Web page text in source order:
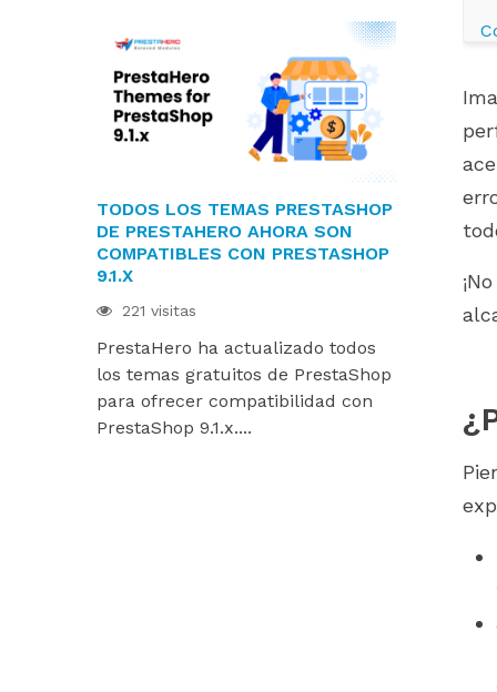
TODOS LOS TEMAS PRESTASHOP
DE PRESTAHERO AHORA SON
COMPATIBLES CON PRESTASHOP
9.1.X
221 visitas
PrestaHero ha actualizado todos
los temas gratuitos de PrestaShop
para ofrecer compatibilidad con
PrestaShop 9.1.x....
LOS
ESTÁN
214 visitas
nuestros